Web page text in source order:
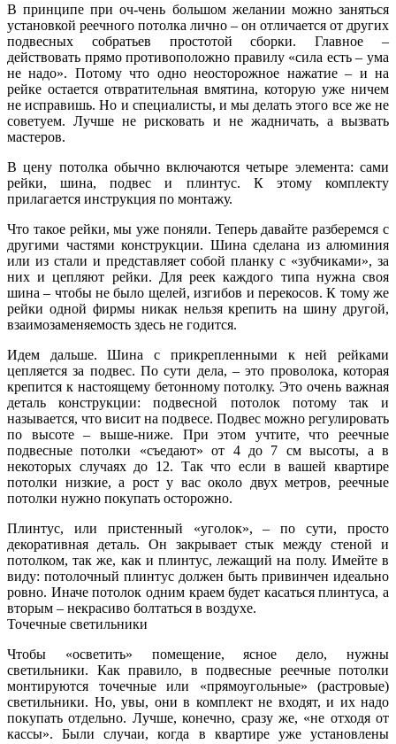
В принципе при оч-чень большом желании можно заняться
установкой реечного потолка лично – он отличается от других
подвесных собратьев простотой сборки. Главное –
действовать прямо противоположно правилу «сила есть – ума
не надо». Потому что одно неосторожное нажатие – и на
рейке остается отвратительная вмятина, которую уже ничем
не исправишь. Но и специалисты, и мы делать этого все же не
советуем. Лучше не рисковать и не жадничать, а вызвать
мастеров.
В цену потолка обычно включаются четыре элемента: сами
рейки, шина, подвес и плинтус. К этому комплекту
прилагается инструкция по монтажу.
Что такое рейки, мы уже поняли. Теперь давайте разберемся с
другими частями конструкции. Шина сделана из алюминия
или из стали и представляет собой планку с «зубчиками», за
них и цепляют рейки. Для реек каждого типа нужна своя
шина – чтобы не было щелей, изгибов и перекосов. К тому же
рейки одной фирмы никак нельзя крепить на шину другой,
взаимозаменяемость здесь не годится.
Идем дальше. Шина с прикрепленными к ней рейками
цепляется за подвес. По сути дела, – это проволока, которая
крепится к настоящему бетонному потолку. Это очень важная
деталь конструкции: подвесной потолок потому так и
называется, что висит на подвесе. Подвес можно регулировать
по высоте – выше-ниже. При этом учтите, что реечные
подвесные потолки «съедают» от 4 до 7 см высоты, а в
некоторых случаях до 12. Так что если в вашей квартире
потолки низкие, а рост у вас около двух метров, реечные
потолки нужно покупать осторожно.
Плинтус, или пристенный «уголок», – по сути, просто
декоративная деталь. Он закрывает стык между стеной и
потолком, так же, как и плинтус, лежащий на полу. Имейте в
виду: потолочный плинтус должен быть привинчен идеально
ровно. Иначе потолок одним краем будет касаться плинтуса, а
вторым – некрасиво болтаться в воздухе.
Точечные светильники
Чтобы «осветить» помещение, ясное дело, нужны
светильники. Как правило, в подвесные реечные потолки
монтируются точечные или «прямоугольные» (растровые)
светильники. Но, увы, они в комплект не входят, и их надо
покупать отдельно. Лучше, конечно, сразу же, «не отходя от
кассы». Были случаи, когда в квартире уже установлены